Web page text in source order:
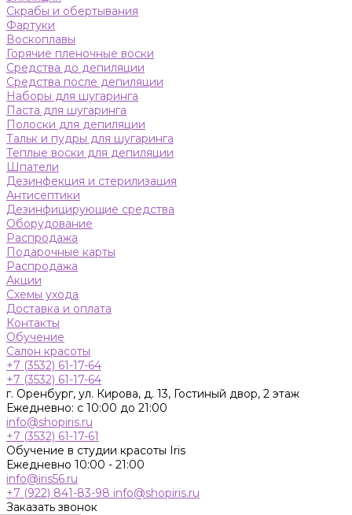
Скрабы и обертывания
Фартуки
Воскоплавы
Горячие пленочные воски
Средства до депиляции
Средства после депиляции
Наборы для шугаринга
Паста для шугаринга
Полоски для депиляции
Тальк и пудры для шугаринга
Теплые воски для депиляции
Шпатели
Дезинфекция и стерилизация
Антисептики
Дезинфицирующие средства
Оборудование
Распродажа
Подарочные карты
Распродажа
Акции
Схемы ухода
Доставка и оплата
Контакты
Обучение
Салон красоты
+7 (3532) 61-17-64
+7 (3532) 61-17-64
г. Оренбург, ул. Кирова, д. 13, Гостиный двор, 2 этаж
Ежедневно: с 10:00 до 21:00
info@shopiris.ru
+7 (3532) 61-17-61
Обучение в студии красоты Iris
Ежедневно 10:00 - 21:00
info@iris56.ru
+7 (922) 841-83-98 info@shopiris.ru
Заказать звонок